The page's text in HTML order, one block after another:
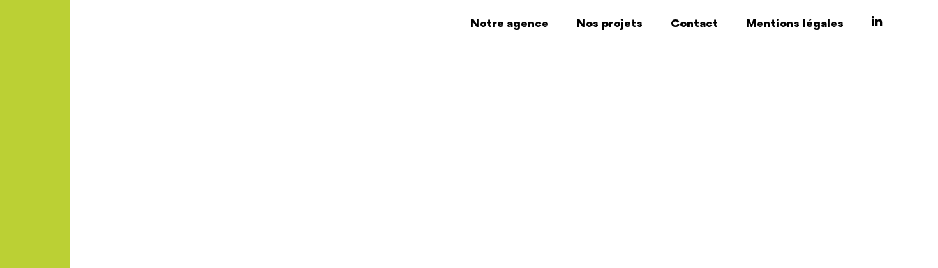
Notre agence Nos projets Contact Mentions légales